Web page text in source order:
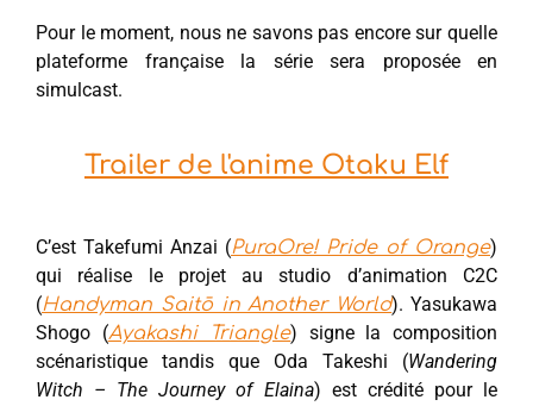
Pour le moment, nous ne savons pas encore sur quelle
plateforme française la série sera proposée en
simulcast.
Trailer de l'anime Otaku Elf
C’est Takefumi Anzai (PuraOre! Pride of Orange)
qui réalise le projet au studio d’animation C2C
(Handyman Saitō in Another World). Yasukawa
Shogo (Ayakashi Triangle) signe la composition
scénaristique tandis que Oda Takeshi (Wandering
Witch – The Journey of Elaina) est crédité pour le